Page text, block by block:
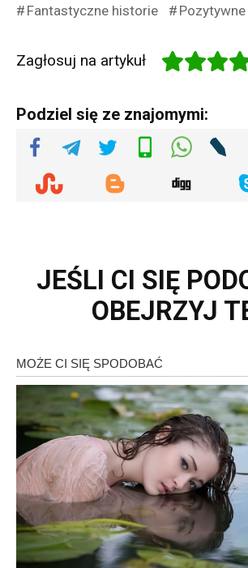
Fantastyczne historie
Zagłosuj na artykuł
Podziel się ze znajomymi:
JEŚLI CI SIĘ
OBEJRZYJ